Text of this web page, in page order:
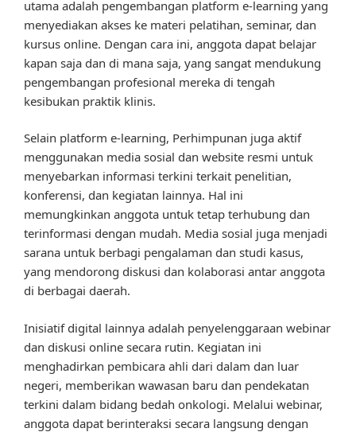
utama adalah pengembangan platform e-learning yang
menyediakan akses ke materi pelatihan, seminar, dan
kursus online. Dengan cara ini, anggota dapat belajar
kapan saja dan di mana saja, yang sangat mendukung
pengembangan profesional mereka di tengah
kesibukan praktik klinis.
Selain platform e-learning, Perhimpunan juga aktif
menggunakan media sosial dan website resmi untuk
menyebarkan informasi terkini terkait penelitian,
konferensi, dan kegiatan lainnya. Hal ini
memungkinkan anggota untuk tetap terhubung dan
terinformasi dengan mudah. Media sosial juga menjadi
sarana untuk berbagi pengalaman dan studi kasus,
yang mendorong diskusi dan kolaborasi antar anggota
di berbagai daerah.
Inisiatif digital lainnya adalah penyelenggaraan webinar
dan diskusi online secara rutin. Kegiatan ini
menghadirkan pembicara ahli dari dalam dan luar
negeri, memberikan wawasan baru dan pendekatan
terkini dalam bidang bedah onkologi. Melalui webinar,
anggota dapat berinteraksi secara langsung dengan